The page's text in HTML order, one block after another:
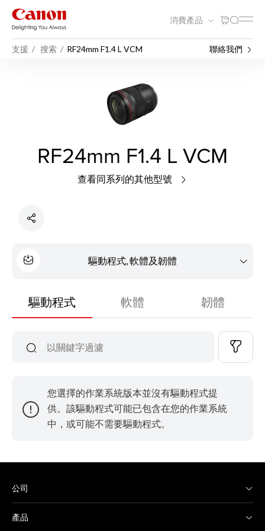
消費產品
支援 搜索 RF24mm F1.4 L VCM 聯絡我們
RF24mm F1.4 L VCM
查看同系列的其他型號
驅動程式, 軟體及韌體
驅動程式 軟體 韌體
您選擇的作業系統版本並沒有驅動程式提
供。該驅動程式可能已包含在您的作業系統
中，或可能不需要驅動程式。
公司
產品